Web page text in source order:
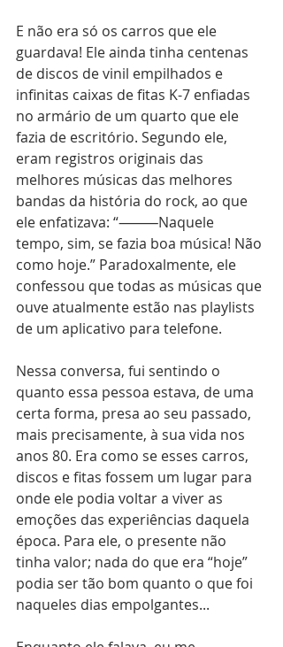
E não era só os carros que ele
guardava! Ele ainda tinha centenas
de discos de vinil empilhados e
infinitas caixas de fitas K-7 enfiadas
no armário de um quarto que ele
fazia de escritório. Segundo ele,
eram registros originais das
melhores músicas das melhores
bandas da história do rock, ao que
ele enfatizava: “⸻Naquele
tempo, sim, se fazia boa música! Não
como hoje.” Paradoxalmente, ele
confessou que todas as músicas que
ouve atualmente estão nas playlists
de um aplicativo para telefone.
Nessa conversa, fui sentindo o
quanto essa pessoa estava, de uma
certa forma, presa ao seu passado,
mais precisamente, à sua vida nos
anos 80. Era como se esses carros,
discos e fitas fossem um lugar para
onde ele podia voltar a viver as
emoções das experiências daquela
época. Para ele, o presente não
tinha valor; nada do que era “hoje”
podia ser tão bom quanto o que foi
naqueles dias empolgantes...